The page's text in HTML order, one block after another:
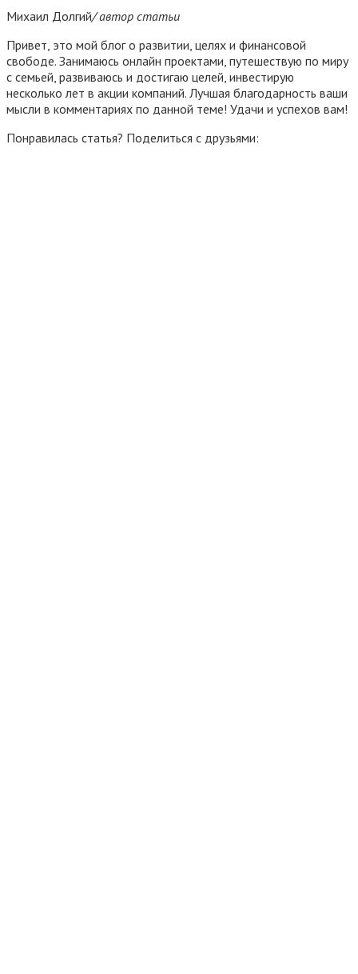
Михаил Долгий/ автор статьи
Привет, это мой блог о развитии, целях и финансовой
свободе. Занимаюсь онлайн проектами, путешествую по миру
с семьей, развиваюсь и достигаю целей, инвестирую
несколько лет в акции компаний. Лучшая благодарность ваши
мысли в комментариях по данной теме! Удачи и успехов вам!
Понравилась статья? Поделиться с друзьями: